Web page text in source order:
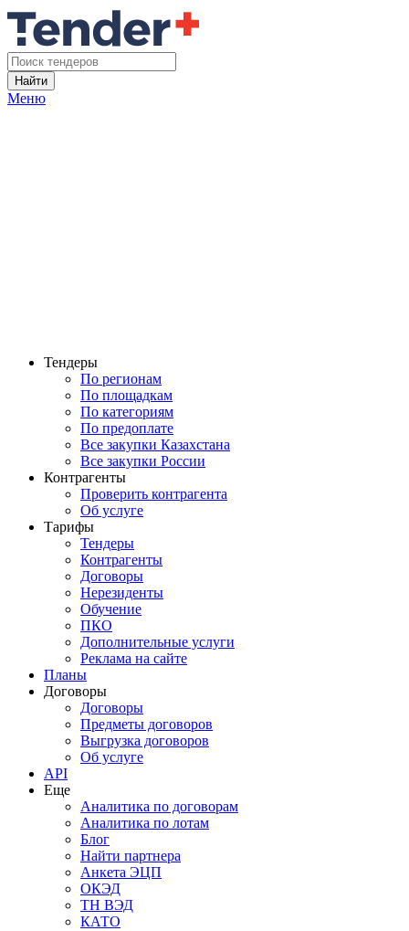
Найти
Меню
Тендеры
По регионам
По площадкам
По категориям
По предоплате
Все закупки Казахстана
Все закупки России
Контрагенты
Проверить контрагента
Об услуге
Тарифы
Тендеры
Контрагенты
Договоры
Нерезиденты
Обучение
ПКО
Дополнительные услуги
Реклама на сайте
Планы
Договоры
Договоры
Предметы договоров
Выгрузка договоров
Об услуге
API
Еще
Аналитика по договорам
Аналитика по лотам
Блог
Найти партнера
Анкета ЭЦП
ОКЭД
ТН ВЭД
КАТО